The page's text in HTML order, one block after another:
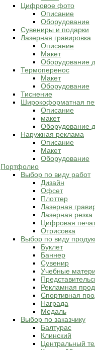
Цифровое фото
Описание
Оборудование
Сувениры и подарки
Лазерная гравировка
Описание
Макет
Оборудование
Термоперенос
Макет
Оборудование
Тиснение
Широкоформатная
Описание
макет
Оборудование
Наружная реклама
Описание
Макет
Оборудование
Портфолио
Выбор по виду работ
Дизайн
Офсет
Плоттер
Лазерная
Лазерная резка
Цифровая
Отрисовка
Выбор по виду
Буклет
Баннер
Сувенир
Учебные
Рекламная
Спортивная
Награда
Медаль
Выбор по заказчику
Балтурас
Клинский
Центральный